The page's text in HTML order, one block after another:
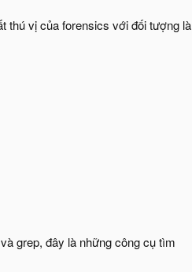
thú vị của forensics với đối tượng là
grep, đây là những công cụ tìm